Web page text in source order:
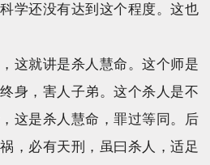
学还没有达到这个程度。这也
就讲是杀人慧命。这个师是
身，害人子弟。这个杀人是不
这是杀人慧命，罪过等同。后
，必有天刑，虽曰杀人，适足